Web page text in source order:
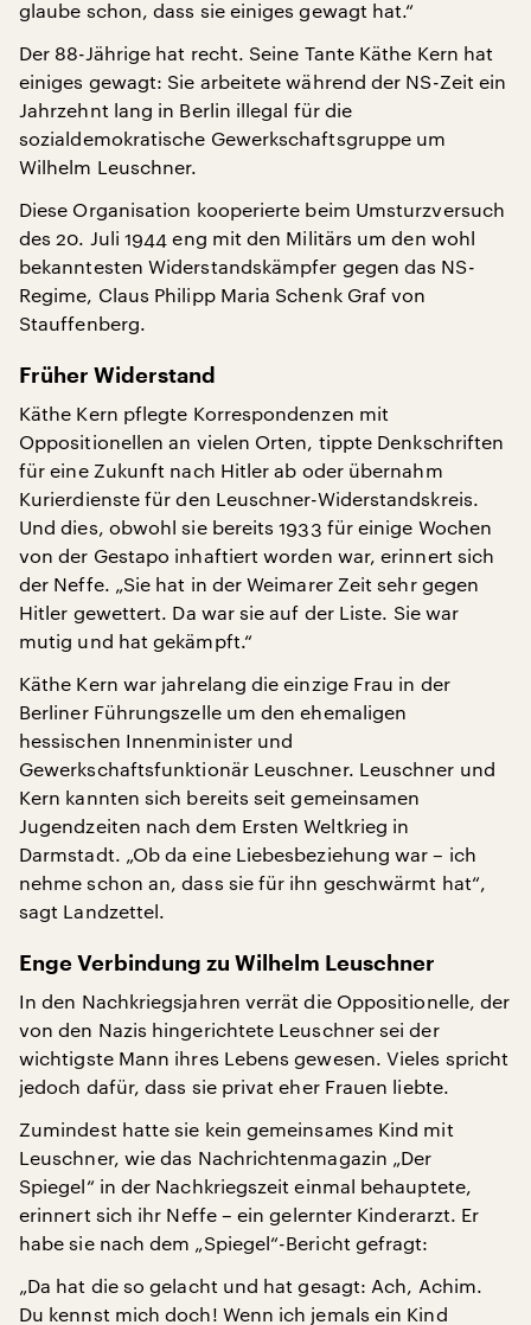
glaube schon, dass sie einiges gewagt hat.“
Der 88-Jährige hat recht. Seine Tante Käthe Kern hat
einiges gewagt: Sie arbeitete während der NS-Zeit ein
Jahrzehnt lang in Berlin illegal für die
sozialdemokratische Gewerkschaftsgruppe um
Wilhelm Leuschner.
Diese Organisation kooperierte beim Umsturzversuch
des 20. Juli 1944 eng mit den Militärs um den wohl
bekanntesten Widerstandskämpfer gegen das NS-
Regime, Claus Philipp Maria Schenk Graf von
Stauffenberg.
Früher Widerstand
Käthe Kern pflegte Korrespondenzen mit
Oppositionellen an vielen Orten, tippte Denkschriften
für eine Zukunft nach Hitler ab oder übernahm
Kurierdienste für den Leuschner-Widerstandskreis.
Und dies, obwohl sie bereits 1933 für einige Wochen
von der Gestapo inhaftiert worden war, erinnert sich
der Neffe. „Sie hat in der Weimarer Zeit sehr gegen
Hitler gewettert. Da war sie auf der Liste. Sie war
mutig und hat gekämpft.“
Käthe Kern war jahrelang die einzige Frau in der
Berliner Führungszelle um den ehemaligen
hessischen Innenminister und
Gewerkschaftsfunktionär Leuschner. Leuschner und
Kern kannten sich bereits seit gemeinsamen
Jugendzeiten nach dem Ersten Weltkrieg in
Darmstadt. „Ob da eine Liebesbeziehung war – ich
nehme schon an, dass sie für ihn geschwärmt hat“,
sagt Landzettel.
Enge Verbindung zu Wilhelm Leuschner
In den Nachkriegsjahren verrät die Oppositionelle, der
von den Nazis hingerichtete Leuschner sei der
wichtigste Mann ihres Lebens gewesen. Vieles spricht
jedoch dafür, dass sie privat eher Frauen liebte.
Zumindest hatte sie kein gemeinsames Kind mit
Leuschner, wie das Nachrichtenmagazin „Der
Spiegel“ in der Nachkriegszeit einmal behauptete,
erinnert sich ihr Neffe – ein gelernter Kinderarzt. Er
habe sie nach dem „Spiegel“-Bericht gefragt:
„Da hat die so gelacht und hat gesagt: Ach, Achim.
Du kennst mich doch! Wenn ich jemals ein Kind